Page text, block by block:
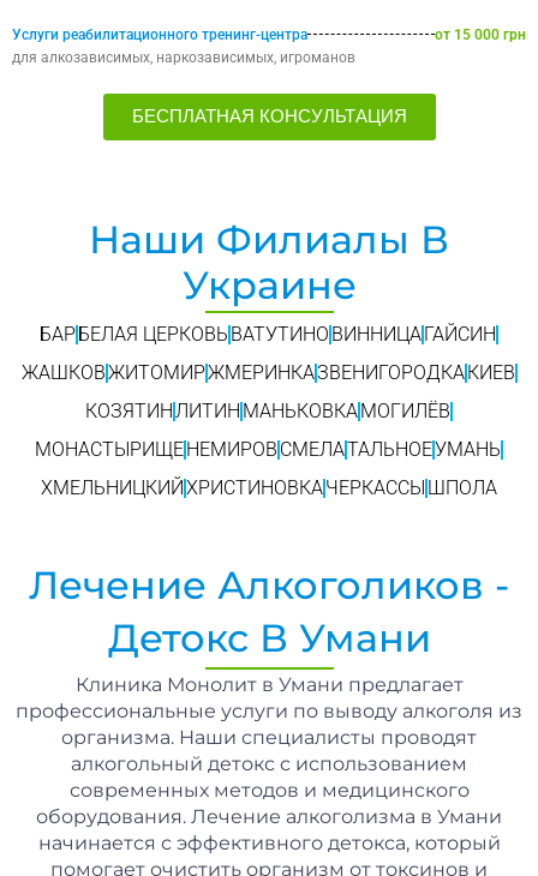
Услуги реабилитационного тренинг-центра
от 15 000 грн
для алкозависимых, наркозависимых, игроманов
БЕСПЛАТНАЯ КОНСУЛЬТАЦИЯ
Наши Филиалы В
Украине
БАР БЕЛАЯ ЦЕРКОВЬ ВАТУТИНО ВИННИЦА ГАЙСИН
ЖАШКОВЖИТОМИРЖМЕРИНКАЗВЕНИГОРОДКА КИЕВ
КОЗЯТИН ЛИТИН МАНЬКОВКА МОГИЛЁВ
МОНАСТЫРИЩЕ НЕМИРОВ СМЕЛАТАЛЬНОЕУМАНЬ
ХМЕЛЬНИЦКИЙ ХРИСТИНОВКАЧЕРКАССЫ ШПОЛА
Лечение Алкоголиков -
Детокс В Умани
Клиника Монолит в Умани предлагает
профессиональные услуги по выводу алкоголя из
организма. Наши специалисты проводят
алкогольный детокс с использованием
современных методов и медицинского
оборудования. Лечение алкоголизма в Умани
начинается с эффективного детокса, который
помогает очистить организм от токсинов и